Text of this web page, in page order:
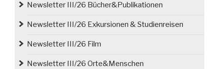
Newsletter III/26 Bücher&Publikationen
Newsletter III/26 Exkursionen & Studienreisen
Newsletter III/26 Film
Newsletter III/26 Orte&Menschen